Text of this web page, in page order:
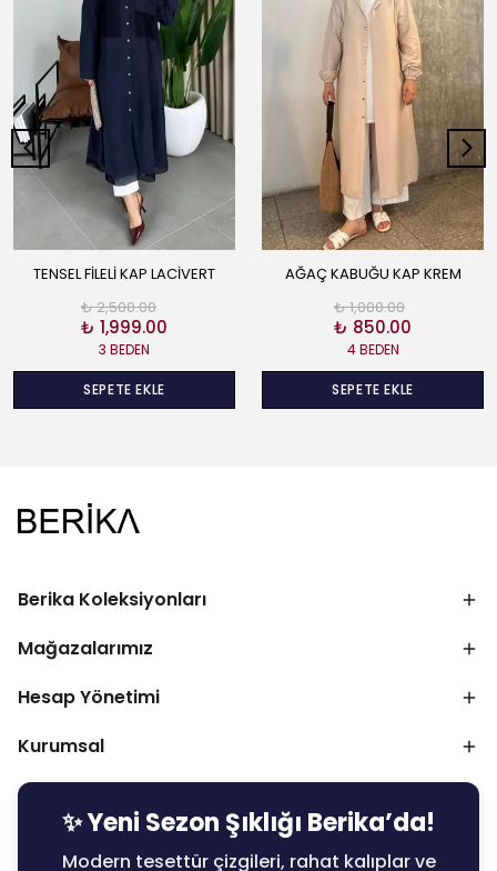
TENSEL FİLELİ KAP LACİVERT
₺ 2,500.00
₺ 1,999.00
3 BEDEN
SEPETE EKLE
AĞAÇ KABUĞU KAP KREM
₺ 1,000.00
₺ 850.00
4 BEDEN
SEPETE EKLE
Berika Koleksiyonları
Mağazalarımız
Hesap Yönetimi
Kurumsal
✨ Yeni Sezon Şıklığı Berika’da!
Modern tesettür çizgileri, rahat kalıplar ve